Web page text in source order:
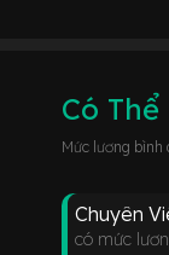
Có
Mức lương bình
Chuyên
có mức